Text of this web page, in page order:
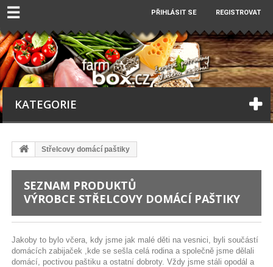
☰ PŘIHLÁSIT SE REGISTROVAT
KATEGORIE
Střelcovy domácí paštiky
SEZNAM PRODUKTŮ
VÝROBCE STŘELCOVY DOMÁCÍ PAŠTIKY
Jakoby to bylo včera, kdy jsme jak malé děti na vesnici, byli součástí
domácích zabijaček ,kde se sešla celá rodina a společně jsme dělali
domácí, poctivou paštiku a ostatní dobroty. Vždy jsme stáli opodál a